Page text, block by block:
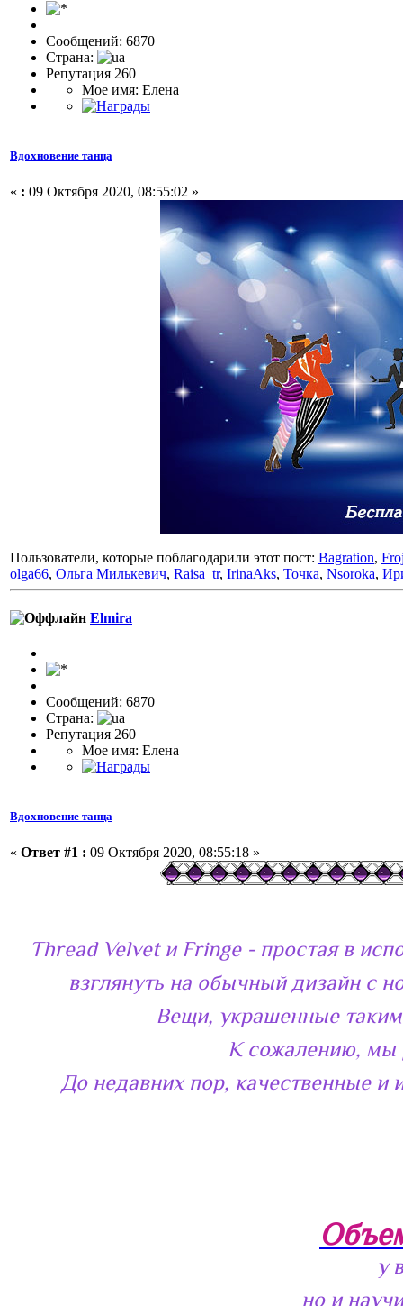
Сообщений: 6870
Страна:
Репутация 260
Мое имя: Елена
Вдохновение танца
« : 09 Октября 2020, 08:55:02 »
Пользователи, которые поблагодарили этот пост: Bagration,
olga66, Ольга Милькевич, Raisa_tr, IrinaAks, Точка, Nsoroka,
Elmira
Сообщений: 6870
Страна:
Репутация 260
Мое имя: Елена
Вдохновение танца
« Ответ #1 : 09 Октября 2020, 08:55:18 »
Thread Velvet и Fringe - простая в
взглянуть на обычный дизайн с
Вещи, украшенные
К сожалению, мы
До недавних пор, качественные и
у